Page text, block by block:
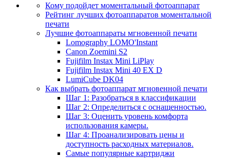
Кому подойдет моментальный фотоаппарат
Рейтинг лучших фотоаппаратов моментальной
печати
Лучшие фотоаппараты мгновенной печати
Lomography LOMO'Instant
Canon Zoemini S2
Fujifilm Instax Mini LiPlay
Fujifilm Instax Mini 40 EX D
LumiCube DK04
Как выбрать фотоаппарат мгновенной печати
Шаг 1: Разобраться в классификации
Шаг 2: Определиться с оснащенностью.
Шаг 3: Оценить уровень комфорта
использования камеры.
Шаг 4: Проанализировать цены и
доступность расходных материалов.
Самые популярные картриджи